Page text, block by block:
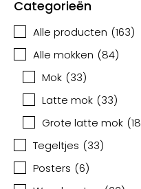
Categorieën
Alle producten (163)
Alle mokken (84)
Mok (33)
Latte mok (33)
Grote latte mok (18
Tegeltjes (33)
Posters (6)